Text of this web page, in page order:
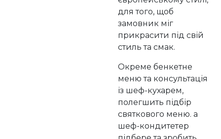
для того, щоб
замовник міг
прикрасити під свій
стиль та смак.
Окреме бенкетне
меню та консультація
із шеф-кухарем,
полегшить підбір
святкового меню. а
шеф-кондитетер